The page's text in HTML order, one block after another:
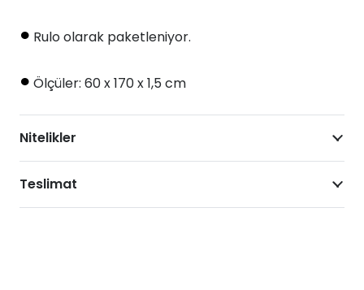
• Rulo olarak paketleniyor.
• Ölçüler: 60 x 170 x 1,5 cm
Nitelikler
Teslimat